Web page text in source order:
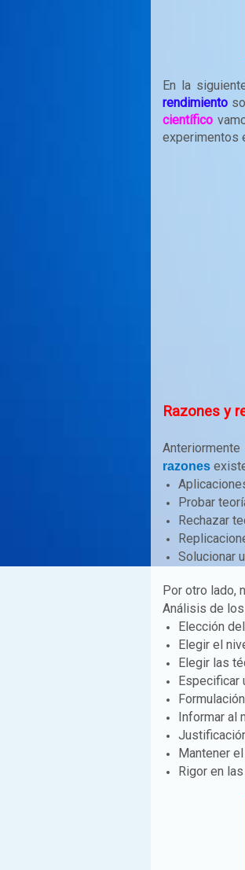
En la
rendimiento
científico
experimentos
Razones y
razones
Probar
Rechazar
Solucionar
Por otro lado,
Análisis de
Elección
Elegir el
Elegir las
Especificar
Informar al
Mantener
Rigor en